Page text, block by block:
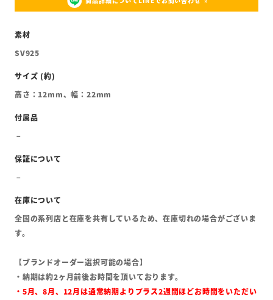
SV925
高さ：12mm、幅：22mm
全国の系列店と在庫を共有しているため、在庫切れの場合がございま
す。
【ブランドオーダー選択可能の場合】
・納期は約2ヶ月前後お時間を頂いております。
・5月、8月、12月は通常納期よりプラス2週間ほどお時間をいただい